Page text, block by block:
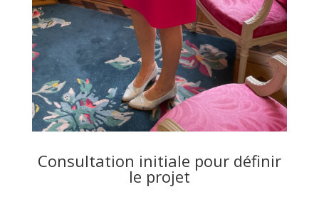
Consultation initiale pour définir
le projet